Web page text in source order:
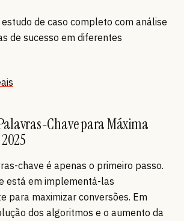
de caso completo com análise
de sucesso em diferentes
Chave para Máxima
chave é apenas o primeiro passo.
está em implementá-las
para maximizar conversões. Em
dos algoritmos e o aumento da